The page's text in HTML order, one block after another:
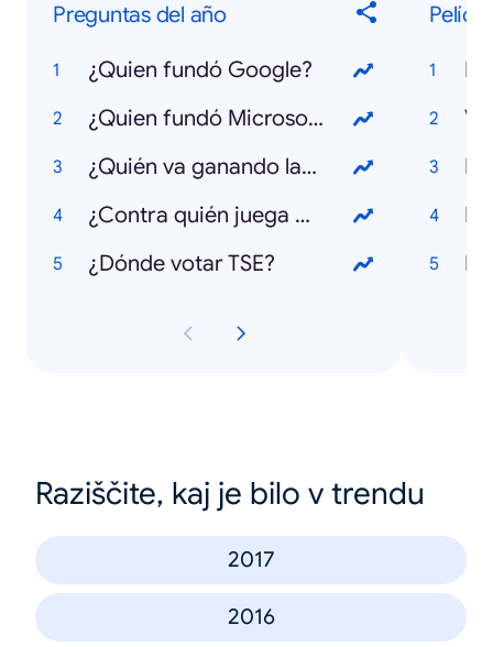
Preguntas del año
¿Quien fundó Google?
¿Quien fundó Microsoft?
¿Quién va ganando las elecciones 2018?
¿Contra quién juega Costa Rica en el Mundial 2018?
¿Dónde votar TSE?
Raziščite, kaj je bilo v trendu
2017
2016